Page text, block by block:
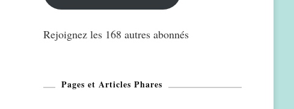
Rejoignez les 168 autres abonnés
Pages et Articles Phares